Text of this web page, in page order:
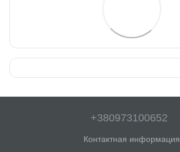
+380973100652
Контактная информация